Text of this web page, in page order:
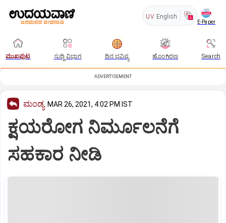
UV English
E-Paper
ಮುಖಪುಟ ಸುದ್ದಿ ವಿಭಾಗ ದಿನ ಭವಿಷ್ಯ ಹೊಂಗಿರಣ Search
ADVERTISEMENT
ಮಂಡ್ಯ MAR 26, 2021, 4:02 PM IST
ಕ್ಷಯರೋಗ ನಿರ್ಮೂಲನೆಗೆ
ಸಹಕಾರ ನೀಡಿ